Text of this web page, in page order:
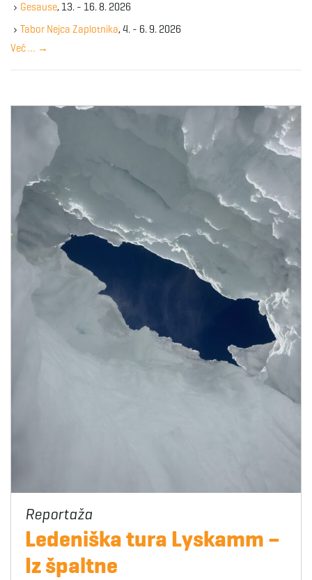
e
y
w
r
Gesause, 13. - 16. 8. 2026
Tabor Nejca Zaplotnika, 4. - 6. 9. 2026
Več … →
Ledeniška tura Lyskamm –
Iz špaltne